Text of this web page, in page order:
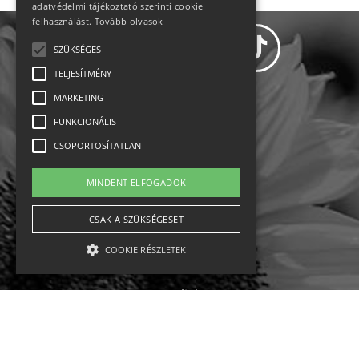
Állásajánlatok
Impresszum-kapcsolat
Jogi nyilatkozat
Rólunk
English
adatvédelmi tájékoztató szerinti cookie
felhasználást. Tovább olvasok
SZÜKSÉGES
TELJESÍTMÉNY
MARKETING
FUNKCIONÁLIS
CSOPORTOSÍTATLAN
MINDENT ELFOGADOK
CSAK A SZÜKSÉGESET
COOKIE RÉSZLETEK